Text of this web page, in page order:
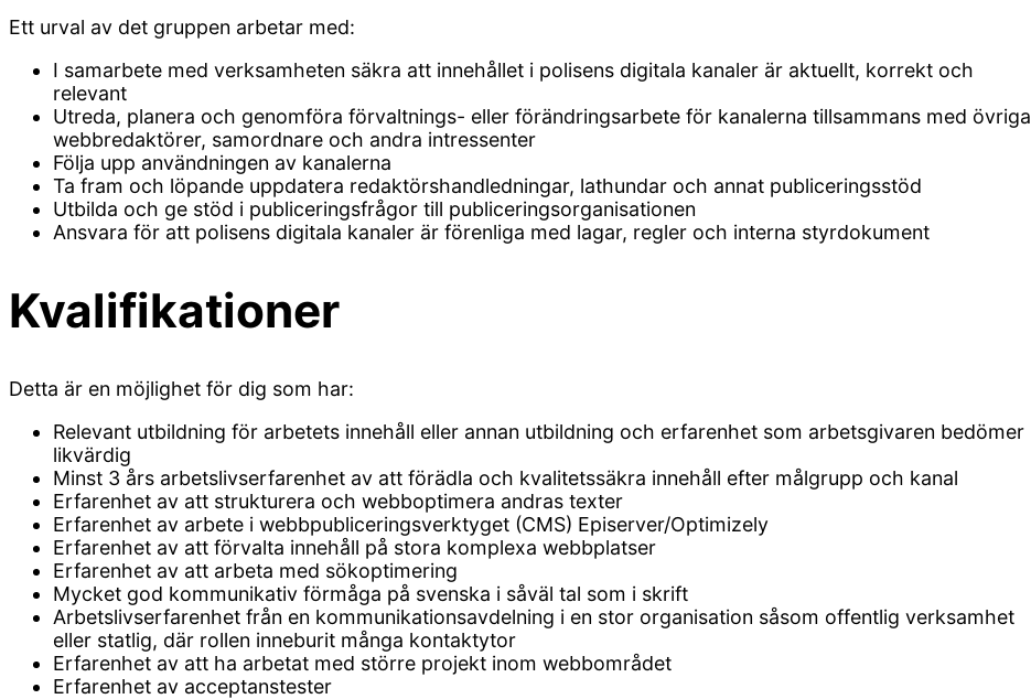
Ett urval av det gruppen arbetar med:
I samarbete med verksamheten säkra att innehållet i polisens digitala kanaler är aktuellt, korrekt och
relevant
Utreda, planera och genomföra förvaltnings- eller förändringsarbete för kanalerna tillsammans med övriga
webbredaktörer, samordnare och andra intressenter
Följa upp användningen av kanalerna
Ta fram och löpande uppdatera redaktörshandledningar, lathundar och annat publiceringsstöd
Utbilda och ge stöd i publiceringsfrågor till publiceringsorganisationen
Ansvara för att polisens digitala kanaler är förenliga med lagar, regler och interna styrdokument
Kvalifikationer
Detta är en möjlighet för dig som har:
Relevant utbildning för arbetets innehåll eller annan utbildning och erfarenhet som arbetsgivaren bedömer
likvärdig
Minst 3 års arbetslivserfarenhet av att förädla och kvalitetssäkra innehåll efter målgrupp och kanal
Erfarenhet av att strukturera och webboptimera andras texter
Erfarenhet av arbete i webbpubliceringsverktyget (CMS) Episerver/Optimizely
Erfarenhet av att förvalta innehåll på stora komplexa webbplatser
Erfarenhet av att arbeta med sökoptimering
Mycket god kommunikativ förmåga på svenska i såväl tal som i skrift
Arbetslivserfarenhet från en kommunikationsavdelning i en stor organisation såsom offentlig verksamhet
eller statlig, där rollen inneburit många kontaktytor
Erfarenhet av att ha arbetat med större projekt inom webbområdet
Erfarenhet av acceptanstester